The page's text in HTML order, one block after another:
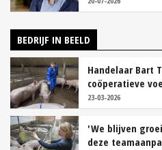
BEDRIJF IN BEELD
Handelaar Bart
coöperatieve
23-03-2026
'We blijven
deze